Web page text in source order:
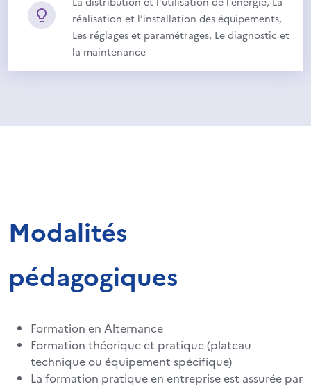
réalisation et l’installation des équipements,
Les réglages et paramétrages, Le diagnostic et
la maintenance
Modalités
pédagogiques
Formation en Alternance
Formation théorique et pratique (plateau
technique ou équipement spécifique)
La formation pratique en entreprise est assurée par